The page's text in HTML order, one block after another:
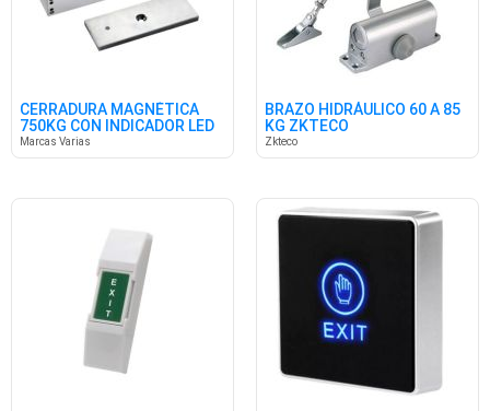
CERRADURA MAGNÉTICA
750KG CON INDICADOR LED
Marcas Varias
BRAZO HIDRÁULICO 60 A 85
KG ZKTECO
Zkteco